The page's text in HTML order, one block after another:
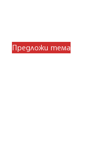
Предложи тема